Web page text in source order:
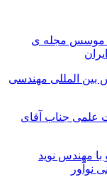
موسس مجله ی
بین المللی مهندسی
علمی جناب آقای
مهندس نوید
نوآور